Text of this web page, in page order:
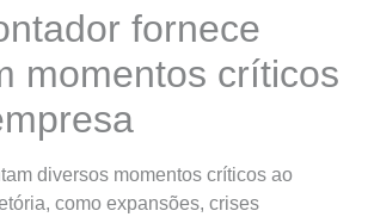
fornece
momentos críticos
diversos momentos críticos ao
como expansões, crises